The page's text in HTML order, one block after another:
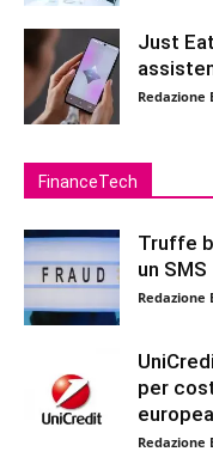
Just
Redazione
FinanceTech
Truffe
un SMS
Redazione
per
Redazione